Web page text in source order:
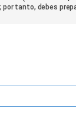
tanto, debes